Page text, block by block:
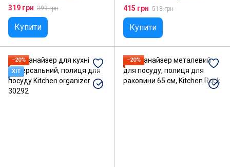
319 грн 399 грн
Купити
машини та холодильника
75*75 см
415 грн 518 грн
Купити
−20%
ХІТ
−20%